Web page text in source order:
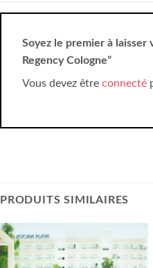
Soyez le premier à laisser
Regency Cologne”
Vous devez être connecté
PRODUITS SIMILAIRES